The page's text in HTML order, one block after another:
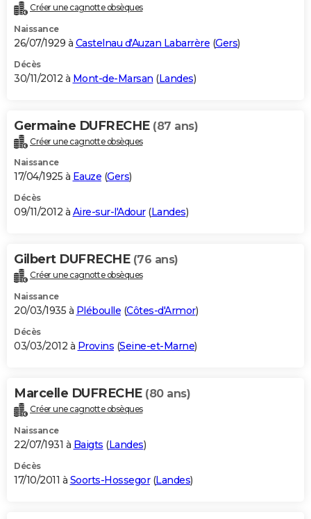
Créer une cagnotte obsèques
Naissance
26/07/1929 à Castelnau d'Auzan Labarrère (Gers)
Décès
30/11/2012 à Mont-de-Marsan (Landes)
Germaine DUFRECHE (87 ans)
Créer une cagnotte obsèques
Naissance
17/04/1925 à Eauze (Gers)
Décès
09/11/2012 à Aire-sur-l'Adour(Landes)
Gilbert DUFRECHE (76 ans)
Créer une cagnotte obsèques
Naissance
20/03/1935 à Pléboulle (Côtes-d'Armor)
Décès
03/03/2012 à Provins (Seine-et-Marne)
Marcelle DUFRECHE (80 ans)
Créer une cagnotte obsèques
Naissance
22/07/1931 à Baigts (Landes)
Décès
17/10/2011 à Soorts-Hossegor(Landes)